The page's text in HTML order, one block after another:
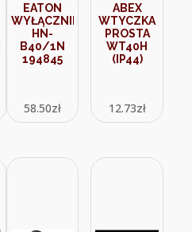
EATON
WYŁĄCZNIK
HN-
B40/1N
194845
58.50zł
ABEX
WTYCZKA
PROSTA
WT40H
(IP44)
12.73zł